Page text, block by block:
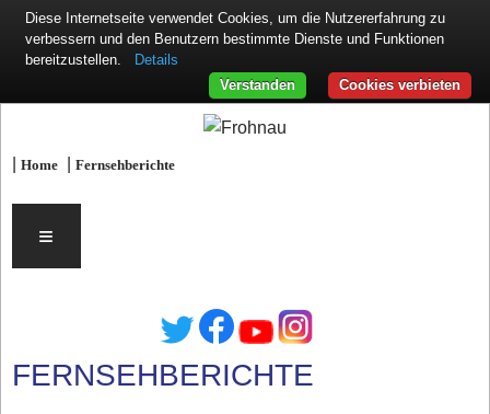
|Home |Fernsehberichte
≡
FERNSEHBERICHTE
Diese Internetseite verwendet Cookies, um die Nutzererfahrung zu
verbessern und den Benutzern bestimmte Dienste und Funktionen
bereitzustellen.
Details
Cookies verbieten
Verstanden